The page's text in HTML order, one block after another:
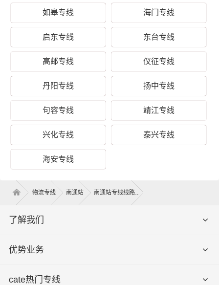
元/公斤
元/票
致电沟通
元/立方
崇川区、通州区、如东县、海门区
域
松北区
备
注
1、以上南通到松北区物流专线运费仅为站到站报价(不包括取货
人员实际报价单为准！
如皋专线 海门专线
启东专线 东台专线
高邮专线 仪征专线
丹阳专线 扬中专线
句容专线 靖江专线
兴化专线 泰兴专线
海安专线
物流专线 南通站 南通站专线线路
了解我们
优势业务
cate热门专线